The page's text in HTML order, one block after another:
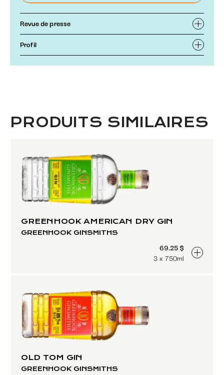
Revue de presse
Profil
PRODUITS SIMILAIRES
GREENHOOK AMERICAN DRY GIN
GREENHOOK GINSMITHS
69.25 $
3 x 750ml
OLD TOM GIN
GREENHOOK GINSMITHS